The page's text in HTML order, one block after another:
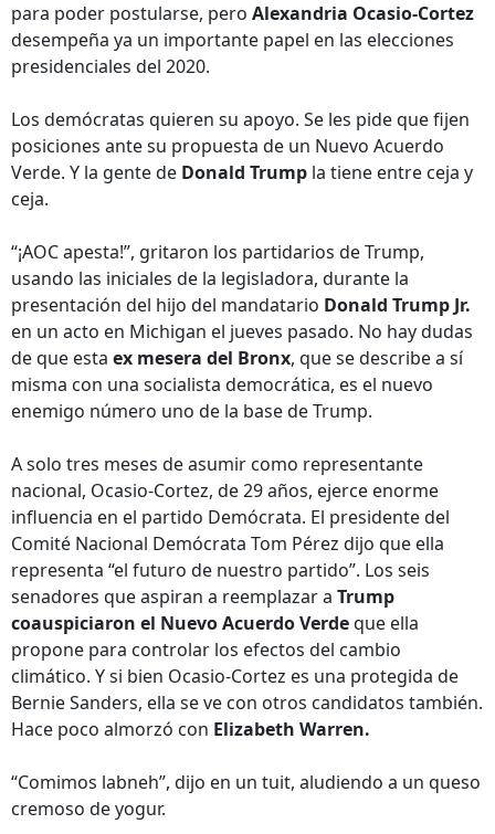
para poder postularse, pero Alexandria Ocasio-Cortez
desempeña ya un importante papel en las elecciones
presidenciales del 2020.
Los demócratas quieren su apoyo. Se les pide que fijen
posiciones ante su propuesta de un Nuevo Acuerdo
Verde. Y la gente de Donald Trump la tiene entre ceja y
ceja.
“¡AOC apesta!”, gritaron los partidarios de Trump,
usando las iniciales de la legisladora, durante la
presentación del hijo del mandatario Donald Trump Jr.
en un acto en Michigan el jueves pasado. No hay dudas
de que esta ex mesera del Bronx, que se describe a sí
misma con una socialista democrática, es el nuevo
enemigo número uno de la base de Trump.
A solo tres meses de asumir como representante
nacional, Ocasio-Cortez, de 29 años, ejerce enorme
influencia en el partido Demócrata. El presidente del
Comité Nacional Demócrata Tom Pérez dijo que ella
representa “el futuro de nuestro partido”. Los seis
senadores que aspiran a reemplazar a Trump
coauspiciaron el Nuevo Acuerdo Verdeque ella
propone para controlar los efectos del cambio
climático. Y si bien Ocasio-Cortez es una protegida de
Bernie Sanders, ella se ve con otros candidatos también.
Hace poco almorzó con Elizabeth Warren.
“Comimos labneh”, dijo en un tuit, aludiendo a un queso
cremoso de yogur.